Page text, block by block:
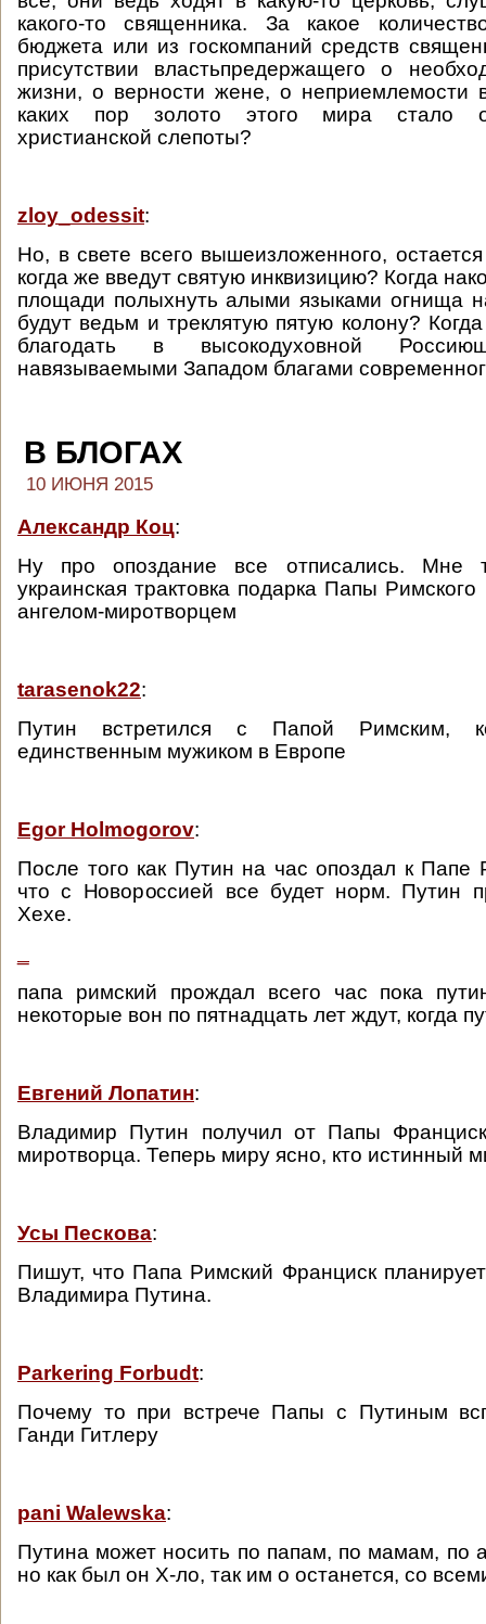
какого-то священника. За какое
бюджета или из госкомпаний средств
присутствии властьпредержащего о
жизни, о верности жене, о неприемлемости
каких пор золото этого мира стало
христианской слепоты?
zloy_odessit:
Но, в свете всего вышеизложенного,
когда же введут святую инквизицию? Когда
площади полыхнуть алыми языками огнища
будут ведьм и треклятую пятую колону?
благодать в высокодуховной
навязываемыми Западом благами
В БЛОГАХ
10 ИЮНЯ 2015
Александр Коц:
Ну про опоздание все отписались. Мне
украинская трактовка подарка Папы
ангелом-миротворцем
tarasenok22:
Путин встретился с Папой Римским,
единственным мужиком в Европе
Egor Holmogorov:
После того как Путин на час опоздал к Папе
что с Новороссией все будет норм. Путин
Хехе.
папа римский прождал всего час пока
некоторые вон по пятнадцать лет ждут, когда
Евгений Лопатин:
Владимир Путин получил от Папы
миротворца. Теперь миру ясно, кто истинный
Усы Пескова:
Пишут, что Папа Римский Франциск
Владимира Путина.
Parkering Forbudt:
Почему то при встрече Папы с Путиным
Ганди Гитлеру
pani Walewska:
Путина может носить по папам, по мамам, по
но как был он Х-ло, так им о останется, со